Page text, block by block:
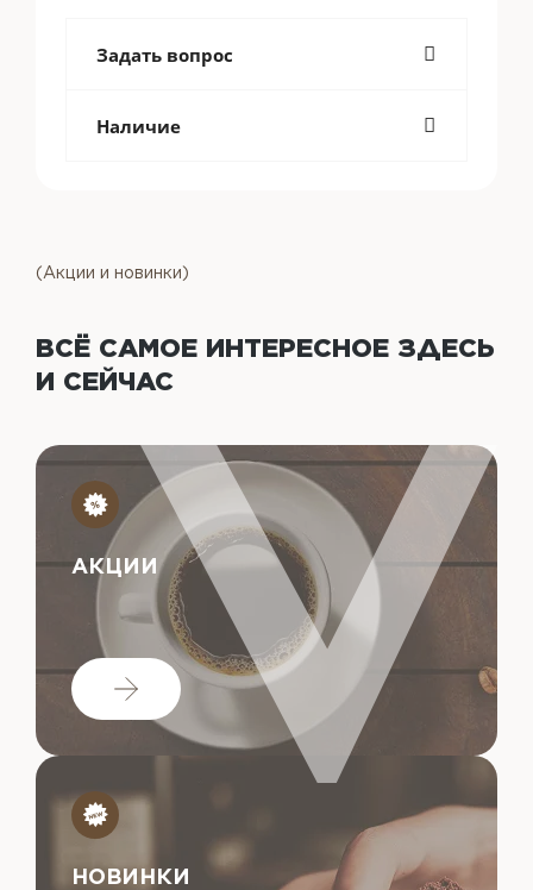
Задать вопрос
Наличие
(Акции и новинки)
ВСЁ САМОЕ ИНТЕРЕСНОЕ ЗДЕСЬ
И СЕЙЧАС
АКЦИИ
НОВИНКИ